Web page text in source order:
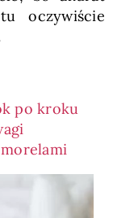
oczywiście
po kroku